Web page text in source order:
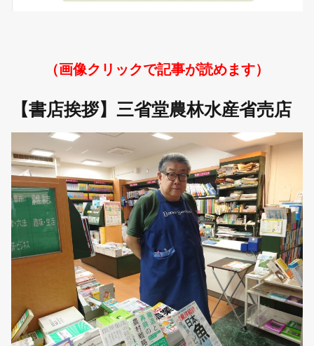
（画像クリックで記事が読めます）
【書店挨拶】三省堂農林水産省売店